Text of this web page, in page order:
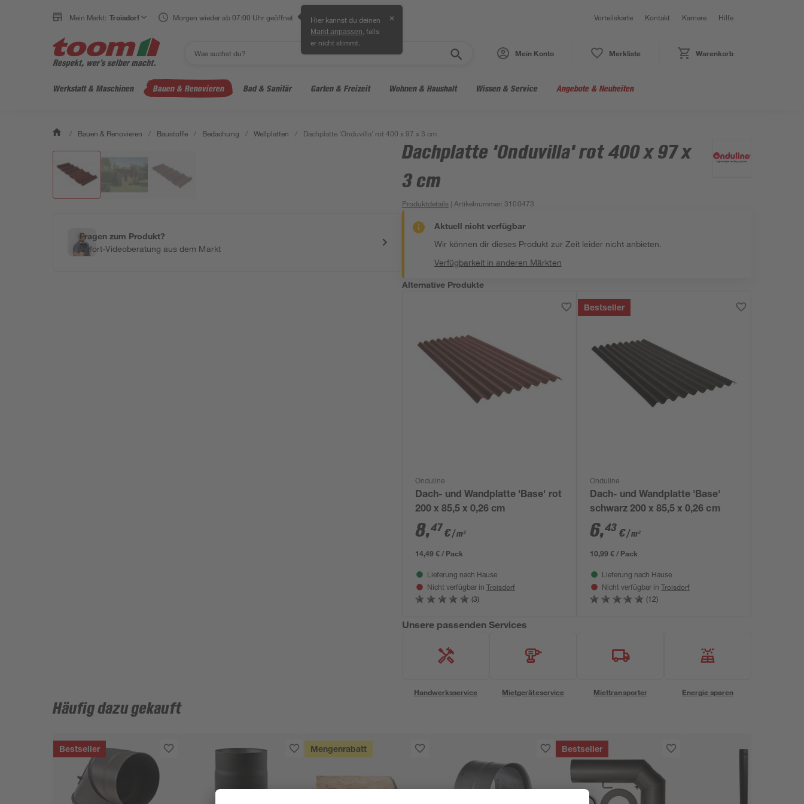
Mein Markt: Troisdorf Morgen wieder ab 07:00 Uhr geöffnet Hier kannst du deinen
Markt anpassen , falls
er nicht stimmt.
✕ Vorteilskarte Kontakt Karriere Hilfe
Mein Konto Merkliste Warenkorb
Werkstatt & Maschinen Bauen & Renovieren Bad & Sanitär Garten & Freizeit Wohnen & Haushalt Wissen & Service Angebote & Neuheiten
/ Bauen & Renovieren / Baustoffe / Bedachung / Wellplatten / Dachplatte 'Onduvilla' rot 400 x 97 x 3 cm
Fragen zum Produkt?
Sofort-Videoberatung aus dem Markt
Dachplatte 'Onduvilla' rot 400 x 97 x
3 cm
Produktdetails | Artikelnummer:3100473
Aktuell nicht verfügbar
Wir können dir dieses Produkt zur Zeit leider nicht anbieten.
Verfügbarkeit in anderen Märkten
Alternative Produkte
Onduline
Dach- und Wandplatte 'Base' rot
200 x 85,5 x 0,26 cm
8,47€/ m²
14,49 € / Pack
Lieferung nach Hause
Nicht verfügbar in Troisdorf
(3)
Bestseller
Onduline
Dach- und Wandplatte 'Base'
schwarz 200 x 85,5 x 0,26 cm
6,43 €/ m²
10,99 € / Pack
Lieferung nach Hause
Nicht verfügbar in Troisdorf
(12)
Unsere passenden Services
Handwerksservice Mietgeräteservice Miettransporter Energie sparen
Häufig dazu gekauft
Bestseller Mengenrabatt Bestseller